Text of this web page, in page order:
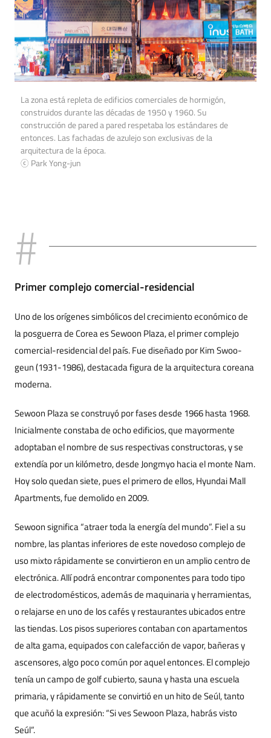
La zona está repleta de edificios comerciales de hormigón,
construidos durante las décadas de 1950 y 1960. Su
construcción de pared a pared respetaba los estándares de
entonces. Las fachadas de azulejo son exclusivas de la
arquitectura de la época.
ⓒ Park Yong-jun
Primer complejo comercial-residencial
Uno de los orígenes simbólicos del crecimiento económico de
la posguerra de Corea es Sewoon Plaza, el primer complejo
comercial-residencial del país. Fue diseñado por Kim Swoo-
geun (1931-1986), destacada figura de la arquitectura coreana
moderna.
Sewoon Plaza se construyó por fases desde 1966 hasta 1968.
Inicialmente constaba de ocho edificios, que mayormente
adoptaban el nombre de sus respectivas constructoras, y se
extendía por un kilómetro, desde Jongmyo hacia el monte Nam.
Hoy solo quedan siete, pues el primero de ellos, Hyundai Mall
Apartments, fue demolido en 2009.
Sewoon significa “atraer toda la energía del mundo”. Fiel a su
nombre, las plantas inferiores de este novedoso complejo de
uso mixto rápidamente se convirtieron en un amplio centro de
electrónica. Allí podrá encontrar componentes para todo tipo
de electrodomésticos, además de maquinaria y herramientas,
o relajarse en uno de los cafés y restaurantes ubicados entre
las tiendas. Los pisos superiores contaban con apartamentos
de alta gama, equipados con calefacción de vapor, bañeras y
ascensores, algo poco común por aquel entonces. El complejo
tenía un campo de golf cubierto, sauna y hasta una escuela
primaria, y rápidamente se convirtió en un hito de Seúl, tanto
que acuñó la expresión: “Si ves Sewoon Plaza, habrás visto
Seúl”.